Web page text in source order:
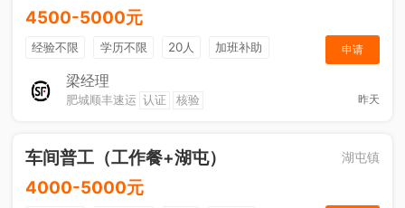
4500-5000元
经验不限 学历不限 20人
加班补助
综合补贴
奖励计划
申请
梁经理
肥城顺丰速运 认证 核验 昨天
车间普工（工作餐+湖屯） 湖屯镇
4000-5000元